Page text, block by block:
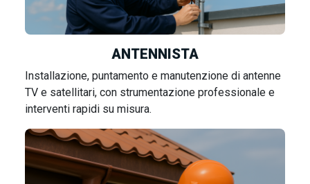
ANTENNISTA
Installazione, puntamento e manutenzione di antenne
TV e satellitari, con strumentazione professionale e
interventi rapidi su misura.